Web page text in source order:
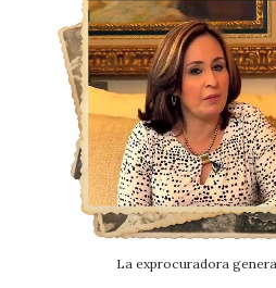
La exprocuradora